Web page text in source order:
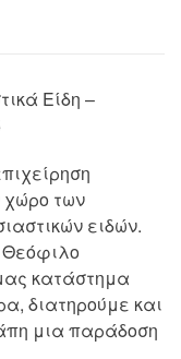
Είδη –
των
ειδών.
κατάστημα
διατηρούμε και
μια παράδοση